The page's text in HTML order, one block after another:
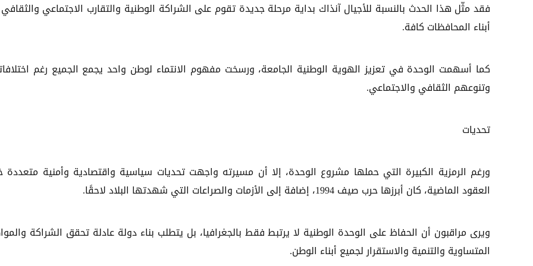
فقد مثّل هذا الحدث بالنسبة للأجيال آنذاك بداية مرحلة جديدة تقوم على الشراكة الوطنية والتقارب الاجتماعي
أبناء المحافظات كافة.
كما أسهمت الوحدة في تعزيز الهوية الوطنية الجامعة، ورسخت مفهوم الانتماء لوطن واحد يجمع الجميع رغم
وتنوعهم الثقافي والاجتماعي.
تحديات
ورغم الرمزية الكبيرة التي حملها مشروع الوحدة، إلا أن مسيرته واجهت تحديات سياسية واقتصادية وأمنية متعددة
العقود الماضية، كان أبرزها حرب صيف 1994، إضافة إلى الأزمات والصراعات التي شهدتها البلاد لاحقًا.
ويرى مراقبون أن الحفاظ على الوحدة الوطنية لا يرتبط فقط بالجغرافيا، بل يتطلب بناء دولة عادلة تحقق الشراكة
المتساوية والتنمية والاستقرار لجميع أبناء الوطن.